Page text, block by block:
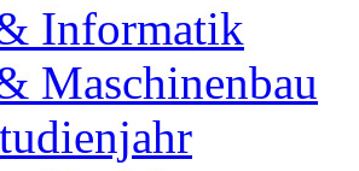
Informatik
Maschinenbau